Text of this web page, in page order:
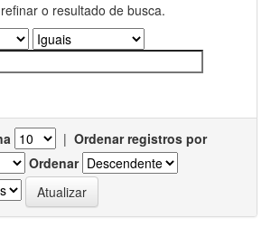
o resultado de busca.
| Ordenar registros por
Ordenar